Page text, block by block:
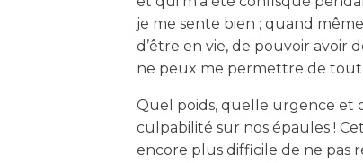
je me sente bien ; quand
d’être en vie, de pouvoir avoir
ne peux me permettre de tout
Quel poids, quelle urgence et
culpabilité sur nos épaules !
encore plus difficile de ne pas